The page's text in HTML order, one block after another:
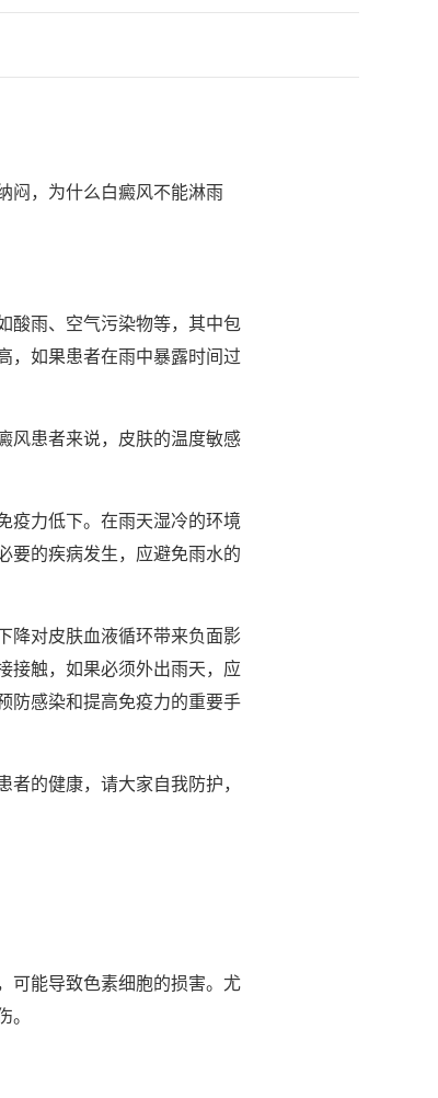
，为什么白癜风不能淋雨
雨、空气污染物等，其中包
，如果患者在雨中暴露时间过
患者来说，皮肤的温度敏感
力低下。在雨天湿冷的环境
要的疾病发生，应避免雨水的
对皮肤血液循环带来负面影
接触，如果必须外出雨天，应
防感染和提高免疫力的重要手
的健康，请大家自我防护，
能导致色素细胞的损害。尤
。